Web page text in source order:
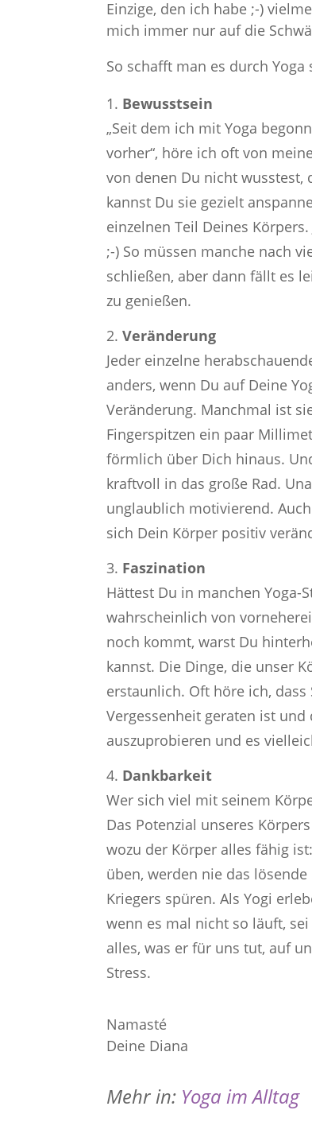
Einzige, den ich habe ;-)
mich immer nur auf die
So schafft man es durch
Bewusstsein
„Seit dem ich mit Yoga
vorher“, höre ich oft von
von denen Du nicht wusstest,
kannst Du sie gezielt
einzelnen Teil Deines
;-) So müssen manche nach
schließen, aber dann fällt es
zu genießen.
Veränderung
Jeder einzelne
anders, wenn Du auf Deine
Veränderung. Manchmal ist
Fingerspitzen ein paar
förmlich über Dich hinaus.
kraftvoll in das große Rad.
unglaublich motivierend.
sich Dein Körper positiv
Faszination
Hättest Du in manchen Yoga-
wahrscheinlich von
noch kommt, warst Du
kannst. Die Dinge, die unser
erstaunlich. Oft höre ich,
Vergessenheit geraten ist
auszuprobieren und es
Dankbarkeit
Wer sich viel mit seinem
Das Potenzial unseres
wozu der Körper alles fähig
üben, werden nie das
Kriegers spüren. Als Yogi
wenn es mal nicht so läuft,
alles, was er für uns tut, auf
Stress.
Namasté
Deine Diana
Mehr in: Yoga im Alltag